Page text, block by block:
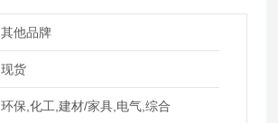
其他品牌
现货
环保,化工,建材/家具,电气,综合